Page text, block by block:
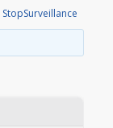
StopSurveillance